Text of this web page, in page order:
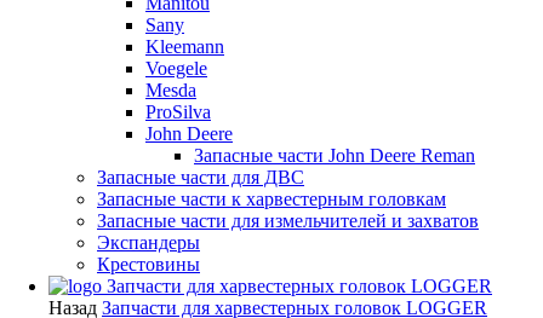
Sany
Kleemann
Voegele
Mesda
ProSilva
John Deere
Запасные части John Deere Reman
Запасные части для ДВС
Запасные части к харвестерным головкам
Запасные части для измельчителей и захватов
Экспандеры
Крестовины
Запчасти для харвестерных головок LOGGER
Назад Запчасти для харвестерных головок LOGGER